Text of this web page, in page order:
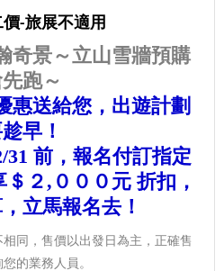
-旅展不適用
奇景～立山雪牆預購
跑～
惠送給您，出遊計劃
早！
31 前，報名付訂指定
２,０００元 折扣，
立馬報名去！
同，售價以出發日為主，正確售
的業務人員。